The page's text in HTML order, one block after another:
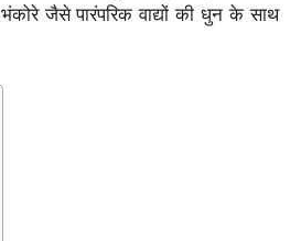
जैसे पारंपरिक वाद्यों की धुन के साथ